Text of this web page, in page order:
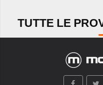
TUTTE LE